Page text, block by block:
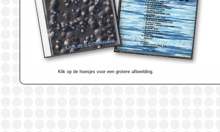
Klik op de hoesjes voor een grotere afbeelding.